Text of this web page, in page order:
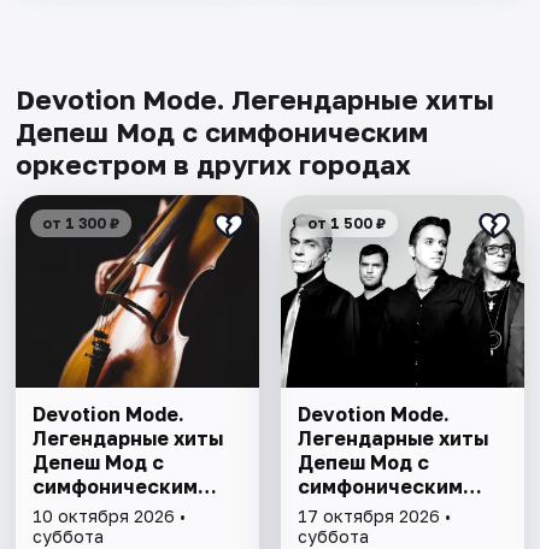
Devotion Mode. Легендарные хиты
Депеш Мод с симфоническим
оркестром в других городах
от 1 300 ₽
Devotion Mode.
Легендарные хиты
Депеш Мод с
симфоническим
оркестром
10 октября 2026 •
суббота
от 1 500 ₽
Devotion Mode.
Легендарные хиты
Депеш Мод с
симфоническим
оркестром
17 октября 2026 •
суббота